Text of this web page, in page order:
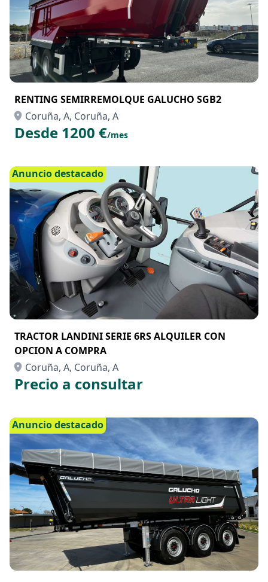
RENTING SEMIRREMOLQUE GALUCHO SGB2
Coruña, A, Coruña, A
Desde 1200 €/mes
Anuncio destacado
TRACTOR LANDINI SERIE 6RS ALQUILER CON
OPCION A COMPRA
Coruña, A, Coruña, A
Precio a consultar
Anuncio destacado